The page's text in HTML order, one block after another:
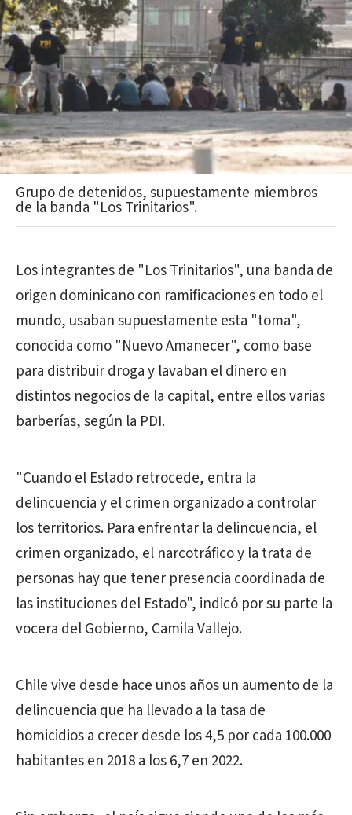
Grupo de detenidos, supuestamente miembros
de la banda "Los Trinitarios".
Los integrantes de "Los Trinitarios", una banda de
origen dominicano con ramificaciones en todo el
mundo, usaban supuestamente esta "toma",
conocida como "Nuevo Amanecer", como base
para distribuir droga y lavaban el dinero en
distintos negocios de la capital, entre ellos varias
barberías, según la PDI.
"Cuando el Estado retrocede, entra la
delincuencia y el crimen organizado a controlar
los territorios. Para enfrentar la delincuencia, el
crimen organizado, el narcotráfico y la trata de
personas hay que tener presencia coordinada de
las instituciones del Estado", indicó por su parte la
vocera del Gobierno, Camila Vallejo.
Chile vive desde hace unos años un aumento de la
delincuencia que ha llevado a la tasa de
homicidios a crecer desde los 4,5 por cada 100.000
habitantes en 2018 a los 6,7 en 2022.